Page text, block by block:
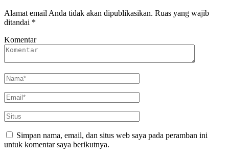
Alamat email Anda tidak akan dipublikasikan. Ruas yang wajib
ditandai *
Komentar
Simpan nama, email, dan situs web saya pada peramban ini
untuk komentar saya berikutnya.